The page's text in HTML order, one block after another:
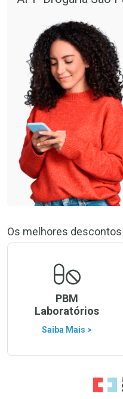
Os melhores
PBM
Laboratórios
Saiba Mais >
Ir para